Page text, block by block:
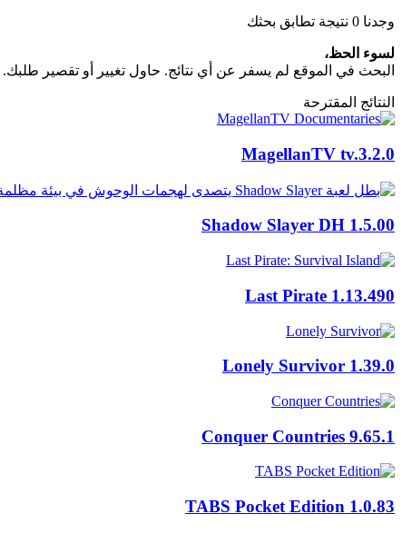
وجدنا 0 نتيجة تطابق بحثك
لسوء الحظ،
البحث في الموقع لم يسفر عن أي نتائج. حاول تغيير أو تقصير طلبك.
النتائج المقترحة
MagellanTV tv.3.2.0
Shadow Slayer DH 1.5.00
Last Pirate 1.13.490
Lonely Survivor 1.39.0
Conquer Countries 9.65.1
TABS Pocket Edition 1.0.83